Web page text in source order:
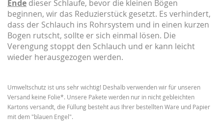
Ende dieser Schlaufe, bevor die kleinen Bögen
beginnen, wir das Reduzierstück gesetzt. Es verhindert,
dass der Schlauch ins Rohrsystem und in einen kurzen
Bogen rutscht, sollte er sich einmal lösen. Die
Verengung stoppt den Schlauch und er kann leicht
wieder herausgezogen werden.
Umweltschutz ist uns sehr wichtig! Deshalb verwenden wir für unseren
Versand keine Folie*. Unsere Pakete werden nur in nicht gebleichten
Kartons versandt, die Füllung besteht aus Ihrer bestellten Ware und Papier
mit dem "blauen Engel".